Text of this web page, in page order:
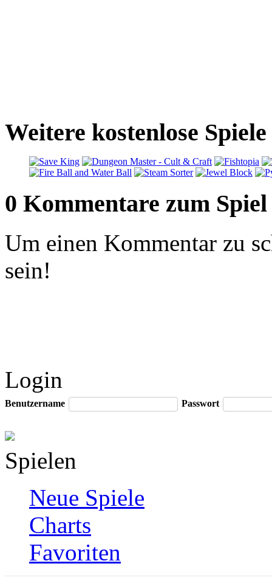
Weitere kostenlose
0 Kommentare zum Spiel
Um einen Kommentar zu
sein!
Login
Benutzername Passwort
Spielen
Neue Spiele
Charts
Favoriten